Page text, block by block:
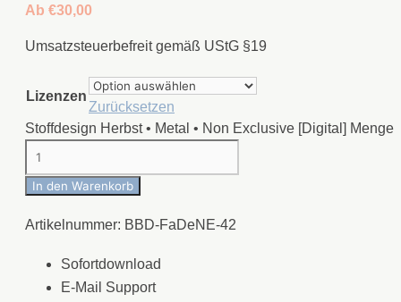
Ab €30,00
Umsatzsteuerbefreit gemäß UStG §19
Lizenzen
Zurücksetzen
Stoffdesign Herbst • Metal • Non Exclusive [Digital] Menge
In den Warenkorb
Artikelnummer: BBD-FaDeNE-42
Sofortdownload
E-Mail Support